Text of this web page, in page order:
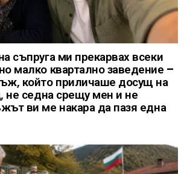
съпруга ми прекарвах всеки
малко квартално заведение –
който приличаше досущ на
не седна срещу мен и не
ви ме накара да пазя една